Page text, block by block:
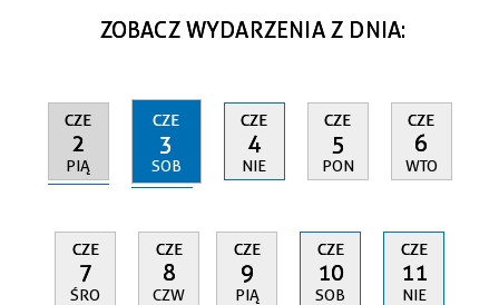
ZOBACZ WYDARZENIA Z DNIA:
CZE
2
PIĄ
CZE
3
SOB
CZE
4
NIE
CZE
5
PON
CZE
6
WTO
CZE
7
ŚRO
CZE
8
CZW
CZE
9
PIĄ
CZE
10
SOB
CZE
11
NIE